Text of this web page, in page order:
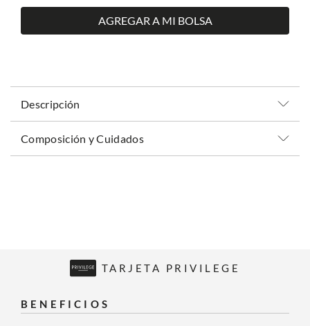
AGREGAR A MI BOLSA
Descripción
Composición y Cuidados
TARJETA PRIVILEGE
BENEFICIOS